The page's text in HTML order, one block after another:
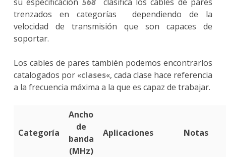
trenzados en categorías dependiendo de la
velocidad de transmisión que son capaces de
soportar.
Los cables de pares también podemos encontrarlos
catalogados por «clases«, cada clase hace referencia
a la frecuencia máxima a la que es capaz de trabajar.
Categoría
Ancho
de
banda
(MHz)
Aplicaciones Notas